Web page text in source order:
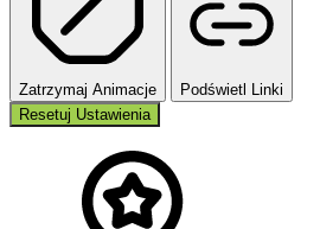
Zatrzymaj Animacje
Podświetl Linki
Resetuj Ustawienia